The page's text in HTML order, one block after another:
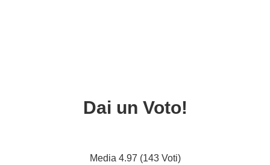
Dai un Voto!
Media 4.97 (143 Voti)